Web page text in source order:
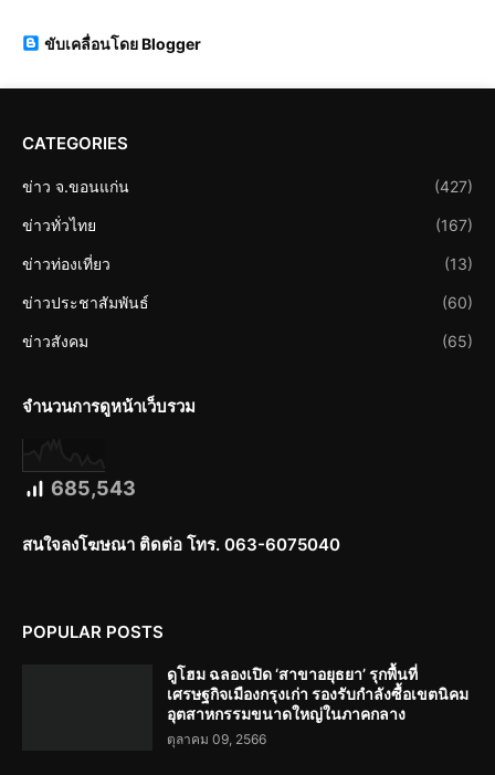
ขับเคลื่อนโดย Blogger
CATEGORIES
ข่าว จ.ขอนแก่น (427)
ข่าวทั่วไทย (167)
ข่าวท่องเที่ยว (13)
ข่าวประชาสัมพันธ์ (60)
ข่าวสังคม (65)
จำนวนการดูหน้าเว็บรวม
685,543
สนใจลงโฆษณา ติดต่อ โทร. 063-6075040
POPULAR POSTS
ดูโฮม ฉลองเปิด ‘สาขาอยุธยา’ รุกพื้นที่
เศรษฐกิจเมืองกรุงเก่า รองรับกำลังซื้อเขตนิคม
อุตสาหกรรมขนาดใหญ่ในภาคกลาง
ตุลาคม 09, 2566